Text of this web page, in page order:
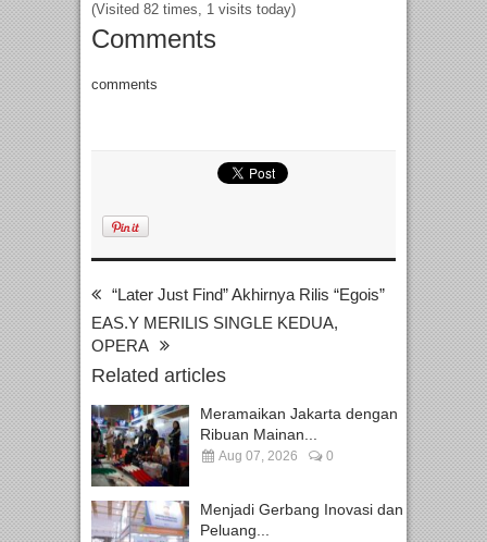
(Visited 82 times, 1 visits today)
Comments
comments
“Later Just Find” Akhirnya Rilis “Egois”
EAS.Y MERILIS SINGLE KEDUA,
OPERA
Related articles
Meramaikan Jakarta dengan
Ribuan Mainan...
Aug 07, 2026 0
Menjadi Gerbang Inovasi dan
Peluang...